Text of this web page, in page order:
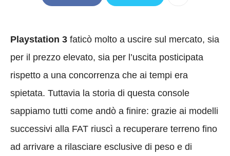
Playstation 3 faticò molto a uscire sul mercato, sia
per il prezzo elevato, sia per l’uscita posticipata
rispetto a una concorrenza che ai tempi era
spietata. Tuttavia la storia di questa console
sappiamo tutti come andò a finire: grazie ai modelli
successivi alla FAT riuscì a recuperare terreno fino
ad arrivare a rilasciare esclusive di peso e di